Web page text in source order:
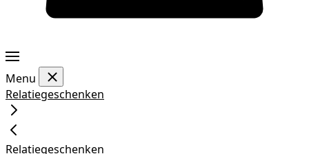
Menu
Relatiegeschenken
Relatiegeschenken